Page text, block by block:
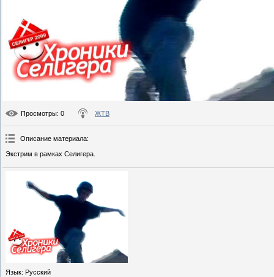
Просмотры: 0 ЖТВ
Описание материала:
Экстрим в рамках Селигера.
Язык: Русский